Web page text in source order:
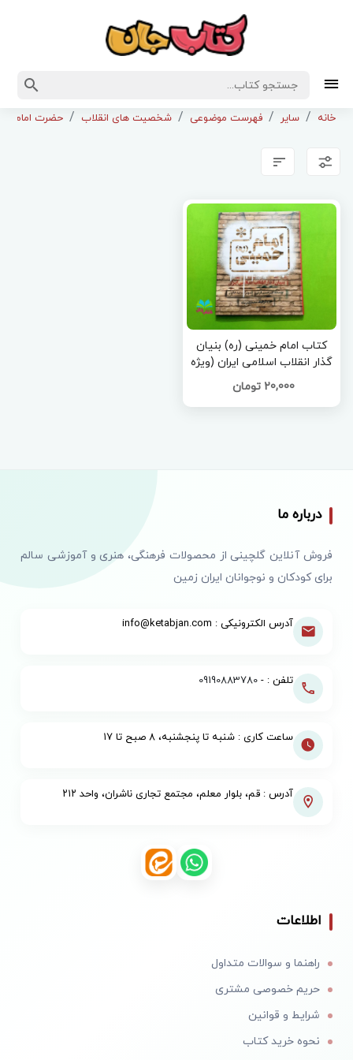
خانه سایر فهرست موضوعی شخصیت های انقلاب حضرت امام
کتاب امام خمینی (ره) بنیان
گذار انقلاب اسلامی ایران (ویژه
نوجوانان )
20,000 تومان
درباره ما
فروش آنلاین گلچینی از محصولات فرهنگی، هنری و آموزشی سالم
برای کودکان و نوجوانان ایران زمین
آدرس الکترونیکی : info@ketabjan.com
تلفن : -09190883780
ساعت کاری : شنبه تا پنجشنبه، ۸ صبح تا ۱۷
آدرس : قم، بلوار معلم، مجتمع تجاری ناشران، واحد ۲۱۲
اطلاعات
راهنما و سوالات متداول
حریم خصوصی مشتری
شرایط و قوانین
نحوه خرید کتاب